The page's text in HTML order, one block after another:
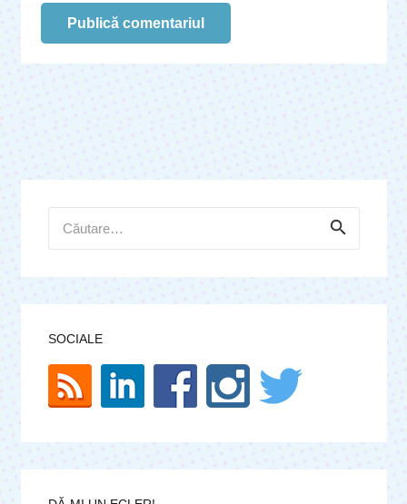
Publică comentariul
după:
SOCIALE